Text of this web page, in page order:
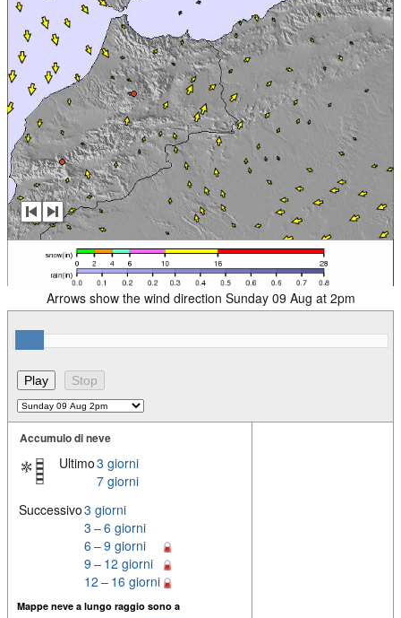
Arrows show the wind direction Sunday 09 Aug at 2pm
Accumulo di neve
Ultimo3 giorni
7 giorni
Successivo3 giorni
3 – 6 giorni
6 – 9 giorni
9 – 12 giorni
12 – 16 giorni
Mappe neve a lungo raggio sono a